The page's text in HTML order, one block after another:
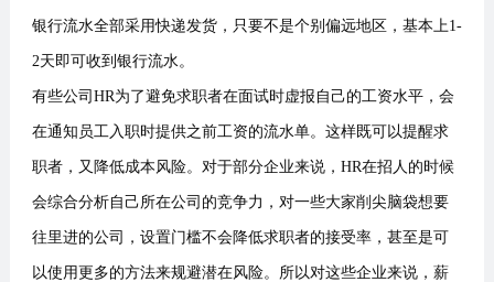
银行流水全部采用快递发货，只要不是个别偏远地区，基本上1-
2天即可收到银行流水。
有些公司HR为了避免求职者在面试时虚报自己的工资水平，会
在通知员工入职时提供之前工资的流水单。这样既可以提醒求
职者，又降低成本风险。对于部分企业来说，HR在招人的时候
会综合分析自己所在公司的竞争力，对一些大家削尖脑袋想要
往里进的公司，设置门槛不会降低求职者的接受率，甚至是可
以使用更多的方法来规避潜在风险。所以对这些企业来说，薪